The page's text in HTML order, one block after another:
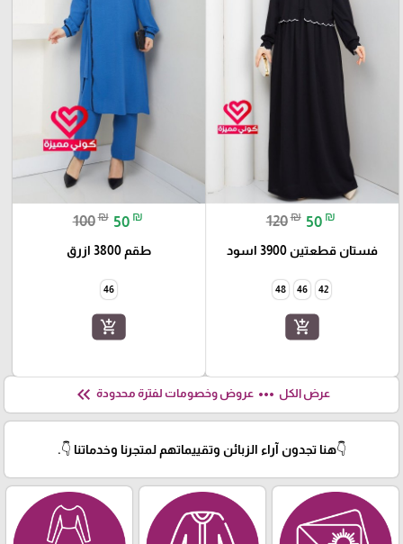
120₪ 50 ₪
فستان قطعتين 3900 اسود
42
46
48
add_shopping_cart
100₪ 50 ₪
طقم 3800 ازرق
46
add_shopping_cart
عرض الكل more_horiz عروض وخصومات لفترة محدودة keyboard_double_arrow_left
👇هنا تجدون آراء الزبائن وتقييماتهم لمتجرنا وخدماتنا 👇.